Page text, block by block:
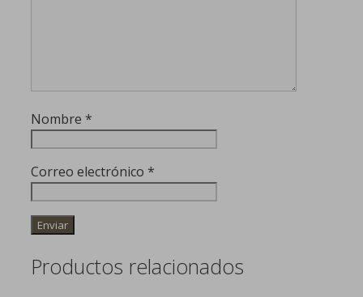
Nombre *
Correo electrónico *
Productos relacionados